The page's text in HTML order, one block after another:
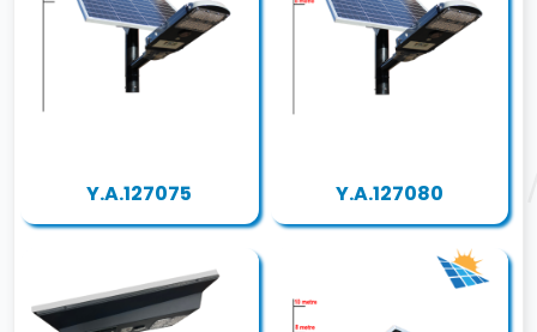
Y.A.127075 Y.A.127080